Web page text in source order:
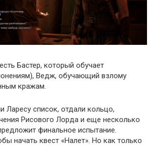
Бастер, который обучает
Ведж, обучающий взлому
кражам.
Ларесу список, отдали кольцо,
Рисового Лорда и еще несколько
финальное испытание.
начать квест «Налет». Но как только